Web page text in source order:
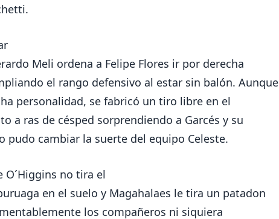
Meli ordena a Felipe Flores ir por derecha
el rango defensivo al estar sin balón. Aunque
personalidad, se fabricó un tiro libre en el
a ras de césped sorprendiendo a Garcés y su
pudo cambiar la suerte del equipo Celeste.
O´Higgins no tira el
en el suelo y Magahalaes le tira un patadon
los compañeros ni siquiera